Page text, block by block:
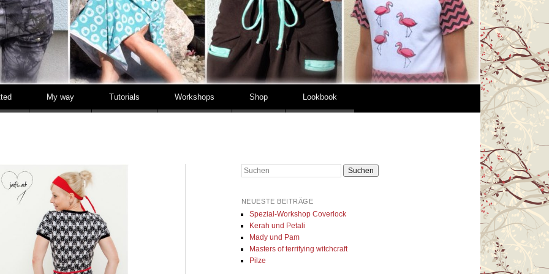
My way Tutorials Workshops Shop Lookbook
Suchen
NEUESTE BEITRÄGE
Spezial-Workshop Coverlock
Kerah und Petali
Mady und Pam
Masters of terrifying witchcraft
Pilze